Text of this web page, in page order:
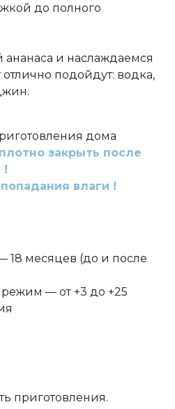
до полного
и наслаждаемся
отлично подойдут: водка,
дома
закрыть после
!
влаги !
18 месяцев (до и после
— от +3 до +25
приготовления.